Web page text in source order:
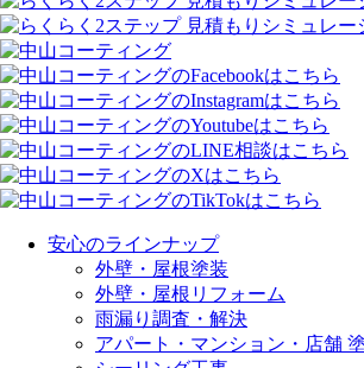
安心のラインナップ
外壁・屋根塗装
外壁・屋根リフォーム
雨漏り調査・解決
アパート・マンション・店舗